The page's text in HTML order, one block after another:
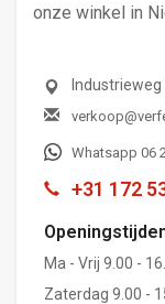
onze winkel in
Industrieweg
Whatsapp 06
+31 172
Ma - Vrij 9.00 -
Zaterdag 9.00 -